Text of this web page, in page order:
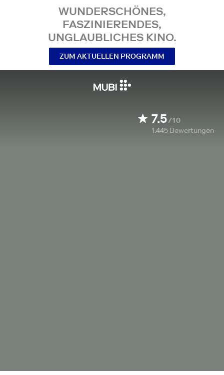
WUNDERSCHÖNES,
FASZINIERENDES,
UNGLAUBLICHES KINO.
ZUM AKTUELLEN PROGRAMM
7.5/10
1.445 Bewertungen